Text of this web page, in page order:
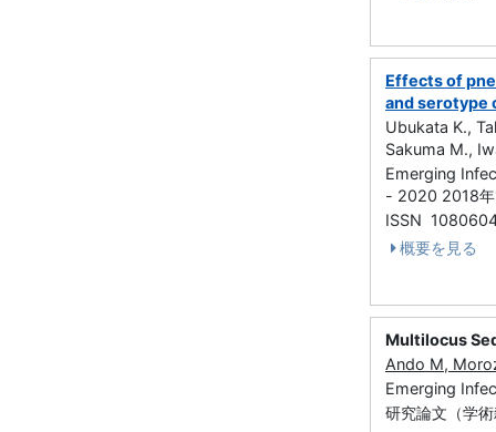
Effects of
and serotype
Ubukata K.,
Sakuma M.,
Emerging
- 2020 2018年
ISSN
概要を見る
Multilocus
Ando M,
Emerging
研究論文（学